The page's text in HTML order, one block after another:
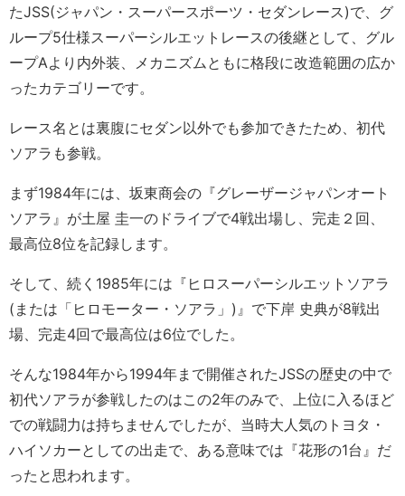
たJSS(ジャパン・スーパースポーツ・セダンレース)で、グ
ループ5仕様スーパーシルエットレースの後継として、グル
ープAより内外装、メカニズムともに格段に改造範囲の広か
ったカテゴリーです。
レース名とは裏腹にセダン以外でも参加できたため、初代
ソアラも参戦。
まず1984年には、坂東商会の『グレーザージャパンオート
ソアラ』が土屋 圭一のドライブで4戦出場し、完走２回、
最高位8位を記録します。
そして、続く1985年には『ヒロスーパーシルエットソアラ
(または「ヒロモーター・ソアラ」)』で下岸 史典が8戦出
場、完走4回で最高位は6位でした。
そんな1984年から1994年まで開催されたJSSの歴史の中で
初代ソアラが参戦したのはこの2年のみで、上位に入るほど
での戦闘力は持ちませんでしたが、当時大人気のトヨタ・
ハイソカーとしての出走で、ある意味では『花形の1台』だ
ったと思われます。